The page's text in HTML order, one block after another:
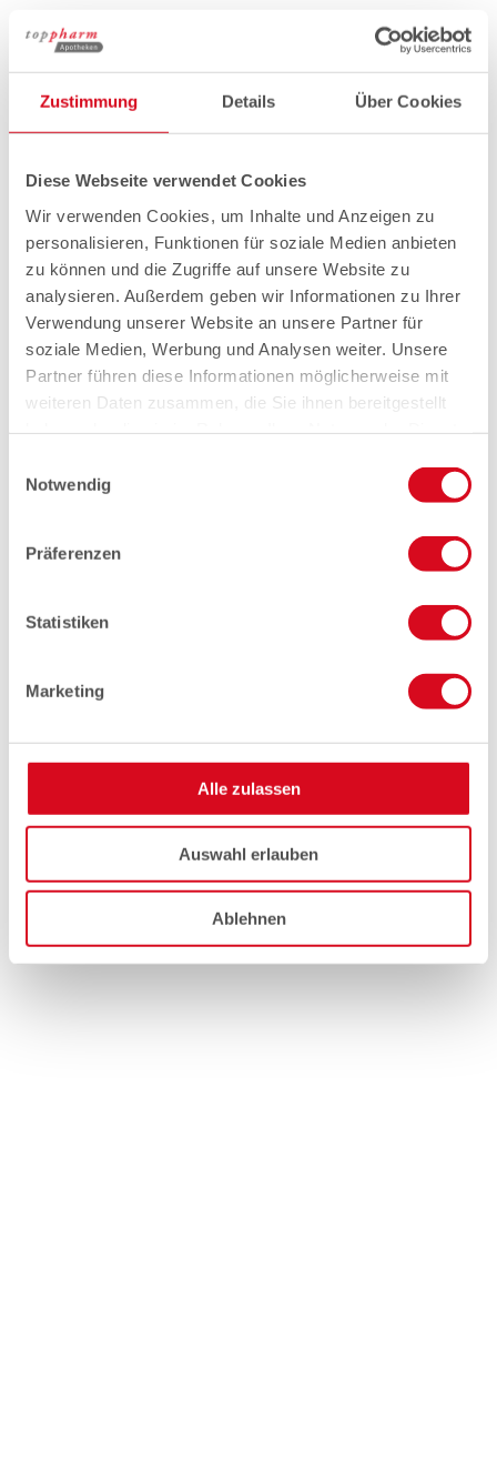
Zustimmung Details Über Cookies
Diese Webseite verwendet Cookies
Wir verwenden Cookies, um Inhalte und Anzeigen zu
personalisieren, Funktionen für soziale Medien anbieten
zu können und die Zugriffe auf unsere Website zu
analysieren. Außerdem geben wir Informationen zu Ihrer
Verwendung unserer Website an unsere Partner für
soziale Medien, Werbung und Analysen weiter. Unsere
Partner führen diese Informationen möglicherweise mit
weiteren Daten zusammen, die Sie ihnen bereitgestellt
Notwendig
Präferenzen
Statistiken
Marketing
Alle zulassen
Auswahl erlauben
Ablehnen